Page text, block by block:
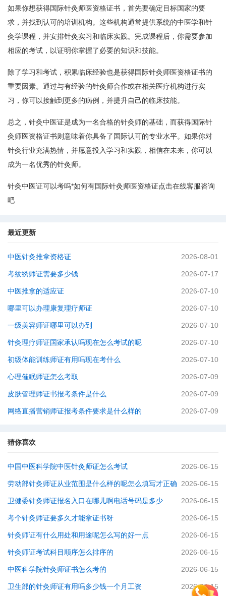
如果你想获得国际针灸师医资格证书，首先要确定目标国家的要
求，并找到认可的培训机构。这些机构通常提供系统的中医学和针
灸学课程，并安排针灸实习和临床实践。完成课程后，你需要参加
相应的考试，以证明你掌握了必要的知识和技能。
除了学习和考试，积累临床经验也是获得国际针灸师医资格证书的
重要因素。通过与有经验的针灸师合作或在相关医疗机构进行实
习，你可以接触到更多的病例，并提升自己的临床技能。
总之，针灸中医证是成为一名合格的针灸师的基础，而获得国际针
灸师医资格证书则意味着你具备了国际认可的专业水平。如果你对
针灸行业充满热情，并愿意投入学习和实践，相信在未来，你可以
成为一名优秀的针灸师。
针灸中医证可以考吗*如何有国际针灸师医资格证点击在线客服咨询
吧
最近更新
中医针灸推拿资格证 2026-08-01
考纹绣师证需要多少钱 2026-07-17
中医推拿的适应证 2026-07-10
哪里可以办理康复理疗师证 2026-07-10
一级美容师证哪里可以办到 2026-07-10
针灸理疗师证国家承认吗现在怎么考试的呢 2026-07-10
初级体能训练师证有用吗现在考什么 2026-07-10
心理催眠师证怎么考取 2026-07-09
皮肤管理师证书报考条件是什么 2026-07-09
网络直播营销师证报考条件要求是什么样的 2026-07-09
猜你喜欢
中国中医科学院中医针灸师证怎么考试 2026-06-15
劳动部针灸师证从业范围是什么样的呢怎么填写才正确 2026-06-15
卫健委针灸师证报名入口在哪儿啊电话号码是多少 2026-06-15
考个针灸师证要多久才能拿证书呀 2026-06-15
针灸师证有什么用处和用途呢怎么写的好一点 2026-06-15
针灸师证考试科目顺序怎么排序的 2026-06-15
中医科学院针灸师证书怎么考的 2026-06-15
卫生部的针灸师证有用吗多少钱一个月工资 2026-06-15